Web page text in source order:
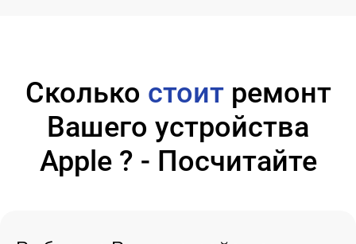
Сколько стоитремонт
Вашего устройства
Apple ? - Посчитайте